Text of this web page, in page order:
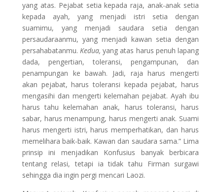
yang atas. Pejabat setia kepada raja, anak-anak setia
kepada ayah, yang menjadi istri setia dengan
suamimu, yang menjadi saudara setia dengan
persaudaraanmu, yang menjadi kawan setia dengan
persahabatanmu.Kedua, yang atas harus penuh lapang
dada, pengertian, toleransi, pengampunan, dan
penampungan ke bawah. Jadi, raja harus mengerti
akan pejabat, harus toleransi kepada pejabat, harus
mengasihi dan mengerti kelemahan pejabat. Ayah ibu
harus tahu kelemahan anak, harus toleransi, harus
sabar, harus menampung, harus mengerti anak. Suami
harus mengerti istri, harus memperhatikan, dan harus
memelihara baik-baik. Kawan dan saudara sama.” Lima
prinsip ini menjadikan Konfusius banyak berbicara
tentang relasi, tetapi ia tidak tahu Firman surgawi
sehingga dia ingin pergi mencari Laozi.